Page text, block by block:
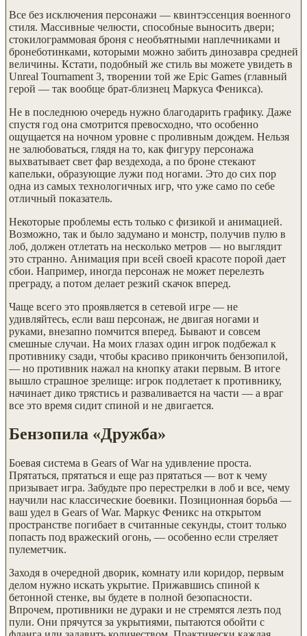
Все без исключения персонажи — квинтэссенция военного
стиля. Массивные челюсти, способные выносить двери;
стокилограммовая броня с необъятными наплечниками и
бронеботинками, которыми можно забить динозавра средней
величины. Кстати, подобный же стиль вы можете увидеть в
Unreal Tournament 3, творении той же Epic Games (главный
герой — так вообще брат-близнец Маркуса Феникса).
Не в последнюю очередь нужно благодарить графику. Даже
спустя год она смотрится превосходно, что особенно
ощущается на ночном уровне с проливным дождем. Нельзя
не залюбоваться, глядя на то, как фигуру персонажа
выхватывает свет фар вездехода, а по броне стекают
капельки, образующие лужи под ногами. Это до сих пор
одна из самых технологичных игр, что уже само по себе
отличный показатель.
Некоторые проблемы есть только с физикой и анимацией.
Возможно, так и было задумано и монстр, получив пулю в
лоб, должен отлетать на несколько метров — но выглядит
это странно. Анимация при всей своей красоте порой дает
сбои. Например, иногда персонаж не может перелезть
преграду, а потом делает резкий скачок вперед.
Чаще всего это проявляется в сетевой игре — не
удивляйтесь, если ваш персонаж, не двигая ногами и
руками, внезапно помчится вперед. Бывают и совсем
смешные случаи. На моих глазах один игрок подбежал к
противнику сзади, чтобы красиво прикончить бензопилой,
— но противник нажал на кнопку атаки первым. В итоге
вышло страшное зрелище: игрок подлетает к противнику,
начинает дико трястись и разваливается на части — а враг
все это время сидит спиной и не двигается.
Бензопила «Дружба»
Боевая система в Gears of War на удивление проста.
Прятаться, прятаться и еще раз прятаться — вот к чему
призывает игра. Забудьте про перестрелки в лоб и все, чему
научили нас классические боевики. Позиционная борьба —
ваш удел в Gears of War. Маркус Феникс на открытом
пространстве погибает в считанные секунды, стоит только
попасть под вражеский огонь, — особенно если стреляет
пулеметчик.
Заходя в очередной дворик, комнату или коридор, первым
делом нужно искать укрытие. Прижавшись спиной к
бетонной стенке, вы будете в полной безопасности.
Впрочем, противники не дураки и не стремятся лезть под
пули. Они прячутся за укрытиями, пытаются обойти с